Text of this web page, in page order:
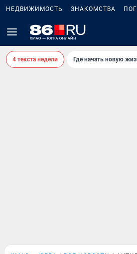
НЕДВИЖИМОСТЬ ЗНАКОМСТВА
4 текста недели Где начать новую